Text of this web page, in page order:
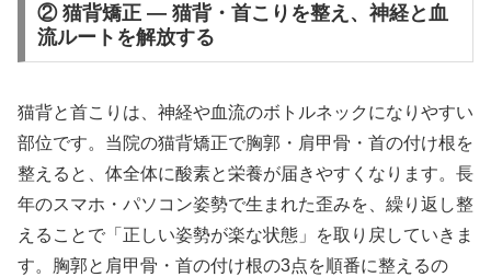
② 猫背矯正 — 猫背・首こりを整え、神経と血
流ルートを解放する
猫背と首こりは、神経や血流のボトルネックになりやすい
部位です。当院の猫背矯正で胸郭・肩甲骨・首の付け根を
整えると、体全体に酸素と栄養が届きやすくなります。長
年のスマホ・パソコン姿勢で生まれた歪みを、繰り返し整
えることで「正しい姿勢が楽な状態」を取り戻していきま
す。胸郭と肩甲骨・首の付け根の3点を順番に整えるの